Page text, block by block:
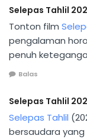
Selepas Tahlil
Tonton film
pengalaman
penuh
Balas
Selepas Tahlil
Selepas Tahlil
bersaudara